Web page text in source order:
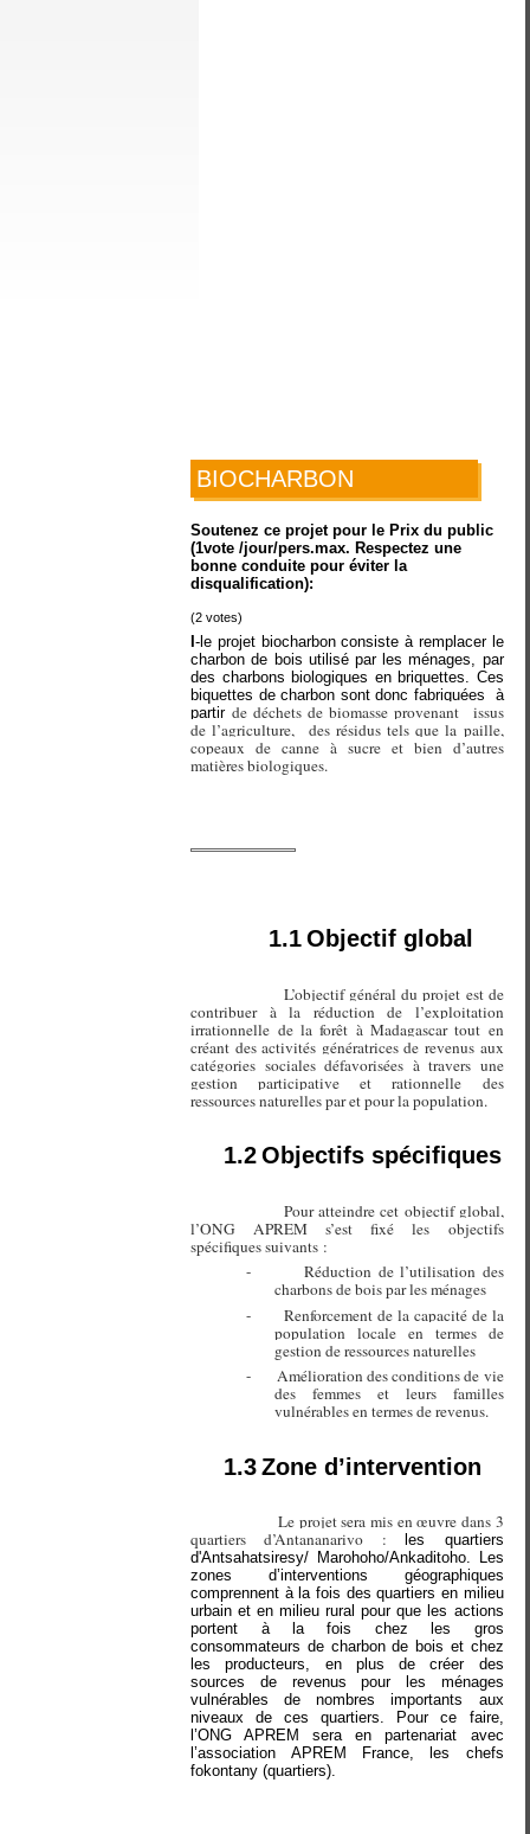
BIOCHARBON
Soutenez ce projet pour le Prix du public
(1vote /jour/pers.max. Respectez une
bonne conduite pour éviter la
disqualification):
(2 votes)
I-le projet biocharbon consiste à remplacer le
charbon de bois utilisé par les ménages, par
des charbons biologiques en briquettes. Ces
biquettes de charbon sont donc fabriquées
à
partirde déchets de biomasse provenant
issus
de l’agriculture,
des résidus tels que la paille,
copeaux de canne à sucre et bien d’autres
matières biologiques.
1.1Objectif global
L’objectif général du projet est de
contribuer à la réduction de l’exploitation
irrationnelle de la forêt à Madagascar tout en
créant des activités génératrices de revenus aux
catégories sociales défavorisées à travers une
gestion participative et rationnelle des
ressources naturelles par et pour la population.
1.2Objectifs spécifiques
Pour atteindre cet objectif global,
l’ONG APREM s’est fixé les objectifs
spécifiques suivants :
-
Réduction de l’utilisation des
charbons de bois par les ménages
-
Renforcement de la capacité de la
population locale en termes de
gestion de ressources naturelles
-
Amélioration des conditions de vie
des femmes et leurs familles
vulnérables en termes de revenus.
1.3Zone d’intervention
Le projet sera mis en œuvre dans 3
quartiers d’Antananarivo :les quartiers
d'Antsahatsiresy/ Marohoho/Ankaditoho. Les
zones d’interventions géographiques
comprennent à la fois des quartiers en milieu
urbain et en milieu rural pour que les actions
portent à la fois chez les gros
consommateurs de charbon de bois et chez
les producteurs, en plus de créer des
sources de revenus pour les ménages
vulnérables de nombres importants aux
niveaux de ces quartiers. Pour ce faire,
l’ONG APREM sera en partenariat avec
l’association APREM France, les chefs
fokontany (quartiers).